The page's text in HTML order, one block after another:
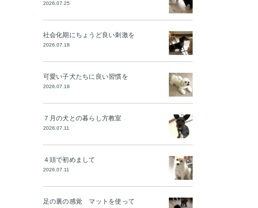
2026.07.25
社会化期にちょうど良い刺激を
2026.07.18
可愛い子犬たちに良い習慣を
2026.07.18
７月の犬との暮らし方教室
2026.07.11
４頭で初めまして
2026.07.11
足の裏の感覚 マットを使って